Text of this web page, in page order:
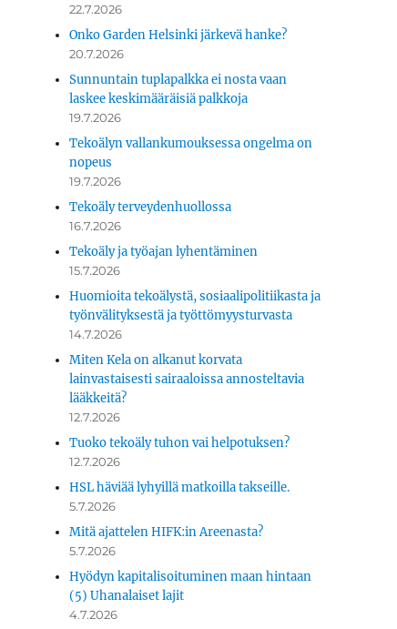
22.7.2026
Onko Garden Helsinki järkevä hanke?
20.7.2026
Sunnuntain tuplapalkka ei nosta vaan
laskee keskimääräisiä palkkoja
19.7.2026
Tekoälyn vallankumouksessa ongelma on
nopeus
19.7.2026
Tekoäly terveydenhuollossa
16.7.2026
Tekoäly ja työajan lyhentäminen
15.7.2026
Huomioita tekoälystä, sosiaalipolitiikasta ja
työnvälityksestä ja työttömyysturvasta
14.7.2026
Miten Kela on alkanut korvata
lainvastaisesti sairaaloissa annosteltavia
lääkkeitä?
12.7.2026
Tuoko tekoäly tuhon vai helpotuksen?
12.7.2026
HSL häviää lyhyillä matkoilla takseille.
5.7.2026
Mitä ajattelen HIFK:in Areenasta?
5.7.2026
Hyödyn kapitalisoituminen maan hintaan
(5) Uhanalaiset lajit
4.7.2026